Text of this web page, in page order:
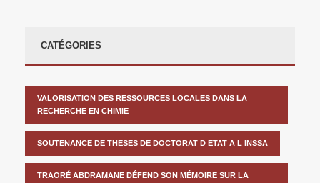
CATÉGORIES
VALORISATION DES RESSOURCES LOCALES DANS LA
RECHERCHE EN CHIMIE
SOUTENANCE DE THESES DE DOCTORAT D ETAT A L INSSA
TRAORÉ ABDRAMANE DÉFEND SON MÉMOIRE SUR LA